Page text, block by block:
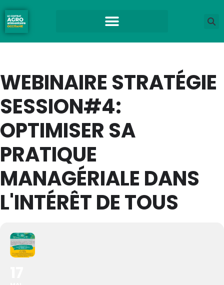
WEBINAIRE STRATÉGIE
SESSION#4:
OPTIMISER SA
PRATIQUE
MANAGÉRIALE DANS
L'INTÉRÊT DE TOUS